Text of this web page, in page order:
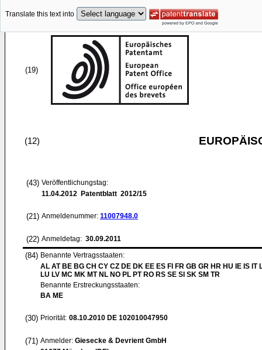
Translate this text into
(19)
(12)
(43) Veröffentlichungstag:
11.04.2012 Patentblatt 2012/15
(21) Anmeldenummer: 11007948.0
(22) Anmeldetag: 30.09.2011
(84) Benannte Vertragsstaaten:
AL AT BE BG CH CY CZ DE DK EE ES FI FR GB GR HR HU IE IS IT
LU LV MC MK MT NL NO PL PT RO RS SE SI SK SM TR
Benannte Erstreckungsstaaten:
BA ME
(30) Priorität: 08.10.2010 DE 102010047950
(71) Anmelder: Giesecke & Devrient GmbH